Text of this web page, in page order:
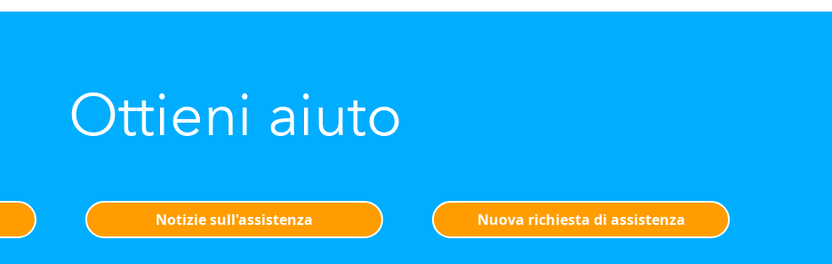
Ottieni aiuto
Notizie sull'assistenza Nuova richiesta di assistenza